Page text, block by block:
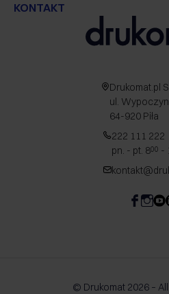
KONTAKT
Drukomat.pl
ul.
64-920 Piła
222 111 222
pn. - pt. 800 -
© Drukomat 2026 –